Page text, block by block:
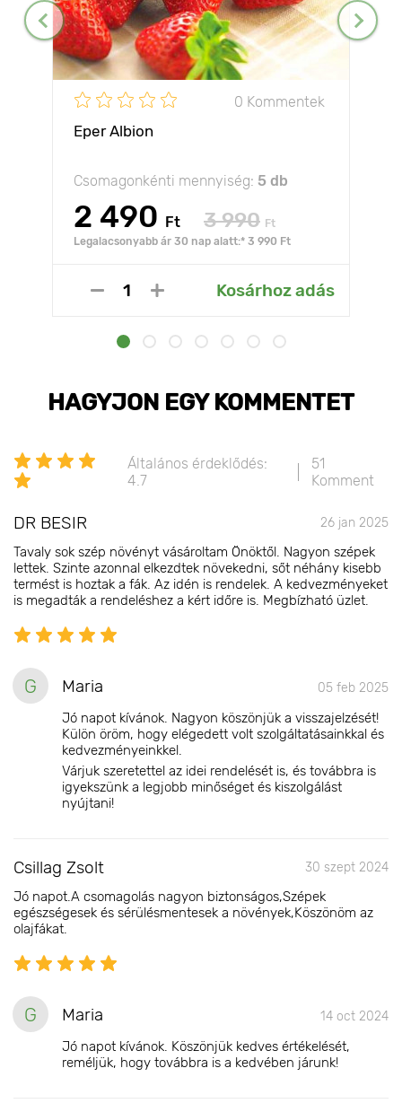
0 Kommentek
Eper Albion
Csomagonkénti mennyiség: 5 db
2 490 Ft 3 990 Ft
Legalacsonyabb ár 30 nap alatt:* 3 990 Ft
Kosárhoz adás
HAGYJON EGY KOMMENTET
Általános érdeklődés:
4.7
51
Komment
DR BESIR 26 jan 2025
Tavaly sok szép növényt vásároltam Önöktől. Nagyon szépek
lettek. Szinte azonnal elkezdtek növekedni, sőt néhány kisebb
termést is hoztak a fák. Az idén is rendelek. A kedvezményeket
is megadták a rendeléshez a kért időre is. Megbízható üzlet.
G Maria 05 feb 2025
Jó napot kívánok. Nagyon köszönjük a visszajelzését!
Külön öröm, hogy elégedett volt szolgáltatásainkkal és
kedvezményeinkkel.
Várjuk szeretettel az idei rendelését is, és továbbra is
igyekszünk a legjobb minőséget és kiszolgálást
nyújtani!
Csillag Zsolt 30 szept 2024
Jó napot.A csomagolás nagyon biztonságos,Szépek
egészségesek és sérülésmentesek a növények,Köszönöm az
olajfákat.
G Maria 14 oct 2024
Jó napot kívánok. Köszönjük kedves értékelését,
reméljük, hogy továbbra is a kedvében járunk!